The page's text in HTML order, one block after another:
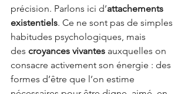
précision. Parlons ici d’attachements
existentiels. Ce ne sont pas de simples
habitudes psychologiques, mais
des croyances vivantes auxquelles on
consacre activement son énergie : des
formes d’être que l’on estime